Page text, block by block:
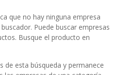
que no hay ninguna empresa
Puede buscar empresas
Busque el producto en
de esta búsqueda y permanece